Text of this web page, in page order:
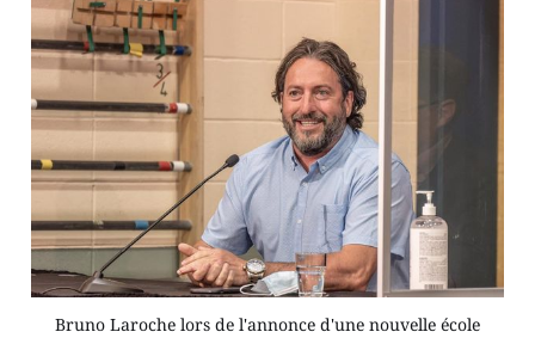
Bruno Laroche lors de l'annonce d'une nouvelle école